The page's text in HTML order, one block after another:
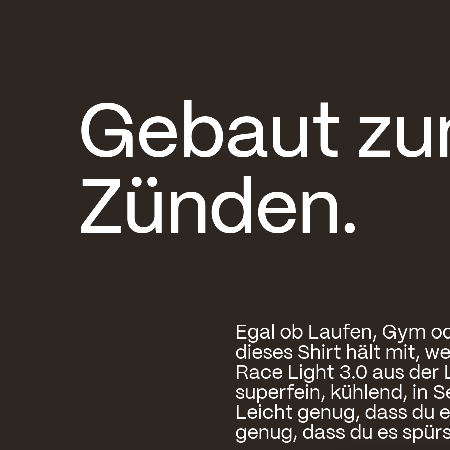
Gebaut
Zünden.
Egal ob Laufen, Gym
dieses Shirt hält mit,
Race Light 3.0 aus
superfein, kühlend, in
Leicht genug, dass du
genug, dass du es